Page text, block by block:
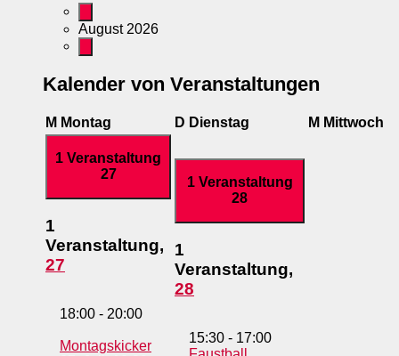
August 2026
Kalender von Veranstaltungen
M Montag D Dienstag M Mittwoch
1 Veranstaltung
27
1
Veranstaltung,
27
18:00 - 20:00
Montagskicker
1 Veranstaltung
28
1
Veranstaltung,
28
15:30 - 17:00